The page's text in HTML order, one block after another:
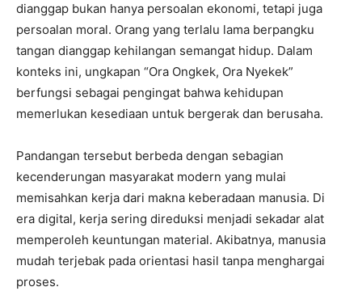
dianggap bukan hanya persoalan ekonomi, tetapi juga
persoalan moral. Orang yang terlalu lama berpangku
tangan dianggap kehilangan semangat hidup. Dalam
konteks ini, ungkapan “Ora Ongkek, Ora Nyekek”
berfungsi sebagai pengingat bahwa kehidupan
memerlukan kesediaan untuk bergerak dan berusaha.
Pandangan tersebut berbeda dengan sebagian
kecenderungan masyarakat modern yang mulai
memisahkan kerja dari makna keberadaan manusia. Di
era digital, kerja sering direduksi menjadi sekadar alat
memperoleh keuntungan material. Akibatnya, manusia
mudah terjebak pada orientasi hasil tanpa menghargai
proses.